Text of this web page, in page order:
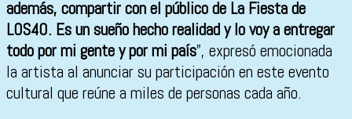
además, compartir con el público de La Fiesta de
LOS40. Es un sueño hecho realidad y lo voy a entregar
todo por mi gente y por mi país”, expresó emocionada
la artista al anunciar su participación en este evento
cultural que reúne a miles de personas cada año.